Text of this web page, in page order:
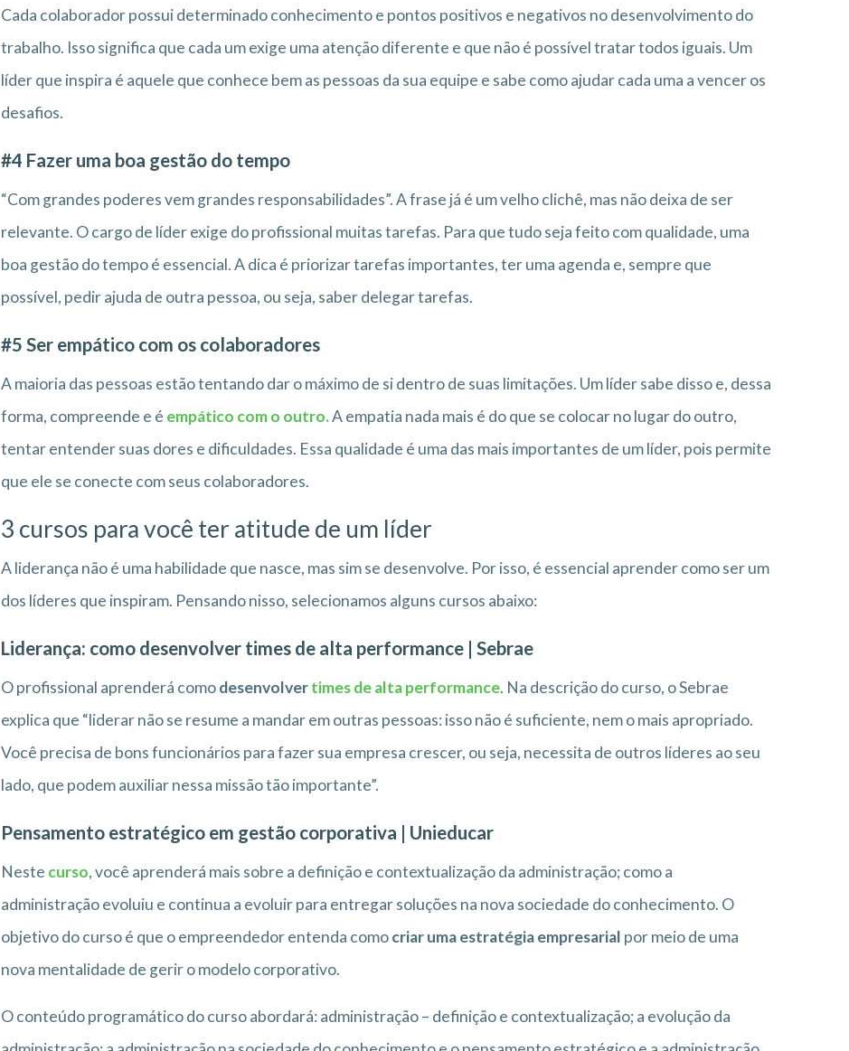
Cada colaborador possui determinado conhecimento e pontos positivos e negativos no desenvolvimento do
trabalho. Isso significa que cada um exige uma atenção diferente e que não é possível tratar todos iguais. Um
líder que inspira é aquele que conhece bem as pessoas da sua equipe e sabe como ajudar cada uma a vencer os
desafios.
#4 Fazer uma boa gestão do tempo
“Com grandes poderes vem grandes responsabilidades”. A frase já é um velho clichê, mas não deixa de ser
relevante. O cargo de líder exige do profissional muitas tarefas. Para que tudo seja feito com qualidade, uma
boa gestão do tempo é essencial. A dica é priorizar tarefas importantes, ter uma agenda e, sempre que
possível, pedir ajuda de outra pessoa, ou seja, saber delegar tarefas.
#5 Ser empático com os colaboradores
A maioria das pessoas estão tentando dar o máximo de si dentro de suas limitações. Um líder sabe disso e, dessa
forma, compreende e é empático com o outro.A empatia nada mais é do que se colocar no lugar do outro,
tentar entender suas dores e dificuldades. Essa qualidade é uma das mais importantes de um líder, pois permite
que ele se conecte com seus colaboradores.
3 cursos para você ter atitude de um líder
A liderança não é uma habilidade que nasce, mas sim se desenvolve. Por isso, é essencial aprender como ser um
dos líderes que inspiram. Pensando nisso, selecionamos alguns cursos abaixo:
Liderança: como desenvolver times de alta performance | Sebrae
O profissional aprenderá comodesenvolvertimes de alta performance. Na descrição do curso, o Sebrae
explica que “liderar não se resume a mandar em outras pessoas: isso não é suficiente, nem o mais apropriado.
Você precisa de bons funcionários para fazer sua empresa crescer, ou seja, necessita de outros líderes ao seu
lado, que podem auxiliar nessa missão tão importante”.
Pensamento estratégico em gestão corporativa | Unieducar
Neste curso, você aprenderá mais sobre a definição e contextualização da administração; como a
administração evoluiu e continua a evoluir para entregar soluções na nova sociedade do conhecimento. O
objetivo do curso é que o empreendedor entenda comocriar uma estratégia empresarial por meio de uma
nova mentalidade de gerir o modelo corporativo.
O conteúdo programático do curso abordará: administração – definição e contextualização; a evolução da